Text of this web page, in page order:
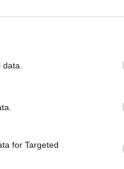
for Targeted